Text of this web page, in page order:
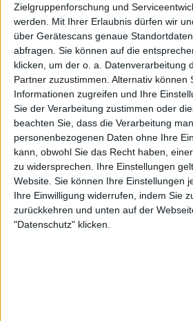
Zielgruppenforschung und
werden.
Mit Ihrer Erlaubnis dürfen wir
über Gerätescans genaue
abfragen. Sie können auf die
klicken, um der o. a. Datenverarbeitung
Partner zuzustimmen. Alternativ können
Informationen zugreifen und Ihre
Sie der Verarbeitung zustimmen oder
beachten Sie, dass die Verarbeitung
personenbezogenen Daten ohne Ihre
kann, obwohl Sie das Recht haben,
zu widersprechen. Ihre Einstellungen
Website. Sie können Ihre Einstellungen
Ihre Einwilligung widerrufen, indem Sie
zurückkehren und unten auf der
"Datenschutz" klicken.
Hallo Rickey, vielen Dank, dass du
genommen hast! Lass uns doch
eurer „Last of the Street Survivors
die Zeichen wohl endgültig auf
LYNYRD SKYNYRD. Was gab den
ausgerechnet jetzt aufhört?
Naja, dafür muss man ein bisschen in
zurückgehen. Der Hauptgrund ist
(Rossington; Gitarrist und einzig
Gründungsmitglied, Anm. d. Red.)
Zustand. In den letzten fünf Jahren
starke Herzprobleme. Gary, aber
hatten einfach das Gefühl, dass es an